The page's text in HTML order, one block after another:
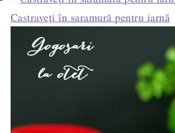
Castraveţi în saramură pentru iarnă